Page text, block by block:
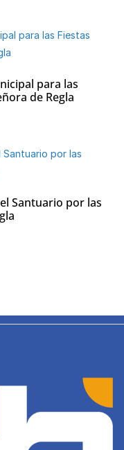
para las
de Regla
Santuario por las